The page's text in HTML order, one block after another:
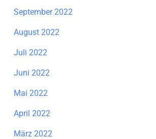
September 2022
August 2022
Juli 2022
Juni 2022
Mai 2022
April 2022
März 2022